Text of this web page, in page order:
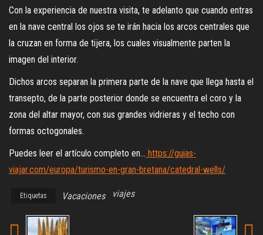
Con la experiencia de nuestra visita, te adelanto que cuando entras
en la nave central los ojos se te irán hacia los arcos centrales que
la cruzan en forma de tijera, los cuales visualmente parten la
imagen del interior.
Dichos arcos separan la primera parte de la nave que llega hasta el
transepto, de la parte posterior donde se encuentra el coro y la
zona del altar mayor, con sus grandes vidrieras y el techo con
formas octogonales.
Puedes leer el artículo completo en… https://guias-
viajar.com/europa/turismo-en-gran-bretana/catedral-wells/
Etiquetas Vacaciones viajes